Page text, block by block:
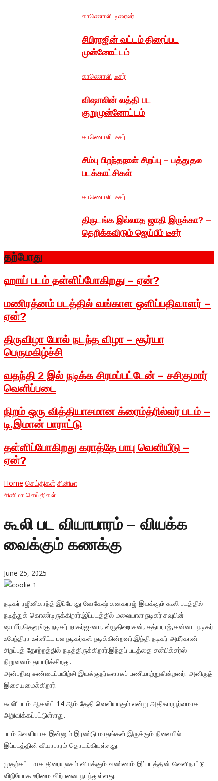
காணொளி டிரைலர்
சிபிராஜின் வட்டம் திரைப்பட
முன்னோட்டம்
காணொளி டீசர்
விஷாலின் லத்தி பட
குறுமுன்னோட்டம்
காணொளி டீசர்
சிம்பு பிறந்தநாள் சிறப்பு – பத்துதல
படக்காட்சிகள்
காணொளி டீசர்
திருடங்க இல்லாத ஜாதி இருக்கா? –
தெறிக்கவிடும் ஜெய்பீம் டீசர்
தற்போது
ஹாய் படம் தள்ளிப்போகிறது – ஏன்?
மணிரத்னம் படத்தில் வங்காள ஒளிப்பதிவாளர் –
ஏன்?
திருவிழா போல் நடந்த விழா – சூர்யா
பெருமகிழ்ச்சி
வதந்தி 2 இல் நடிக்க சிரமப்பட்டேன் – சசிகுமார்
வெளிப்படை
நிறம் ஒரு வித்தியாசமான க்ரைம்த்ரில்லர் படம் –
டி.இமான் பாராட்டு
தள்ளிப்போகிறது கராத்தே பாபு வெளியீடு –
ஏன்?
Home செய்திகள் சினிமா
சினிமா செய்திகள்
கூலி பட வியாபாரம் – வியக்க
வைக்கும் கணக்கு
June 25, 2025
நடிகர் ரஜினிகாந்த் இப்போது லோகேஷ் கனகராஜ் இயக்கும் கூலி படத்தில்
நடித்துக் கொண்டிருக்கிறார்.இப்படத்தில் மலையாள நடிகர் சவுபின்
ஷாயிர்,தெலுங்கு நடிகர் நாகர்ஜுனா, ஸ்ருதிஹாசன், சத்யராஜ்,கன்னட நடிகர்
உபேந்திரா உள்ளிட்ட பல நடிகர்கள் நடிக்கின்றனர்.இந்தி நடிகர் அமீர்கான்
சிறப்புத் தோற்றத்தில் நடித்திருக்கிறார்.இந்தப் படத்தை சன்பிக்சர்ஸ்
நிறுவனம் தயாரிக்கிறது.
அன்பறிவு சண்டைப்பயிற்சி இயக்குநர்களாகப் பணியாற்றுகின்றனர். அனிருத்
இசையமைக்கிறார்.
கூலி’ படம் ஆகஸ்ட் 14 ஆம் தேதி வெளியாகும் என்று அதிகாரபூர்வமாக
அறிவிக்கப்பட்டுள்ளது.
படம் வெளியாக இன்னும் இரண்டு மாதங்கள் இருக்கும் நிலையில்
இப்படத்தின் வியாபாரம் தொடங்கியுள்ளது.
முதற்கட்டமாக திரையுலகம் வியக்கும் வண்ணம் இப்படத்தின் வெளிநாட்டு
விநியோக உரிமை விற்பனை நடந்துள்ளது.